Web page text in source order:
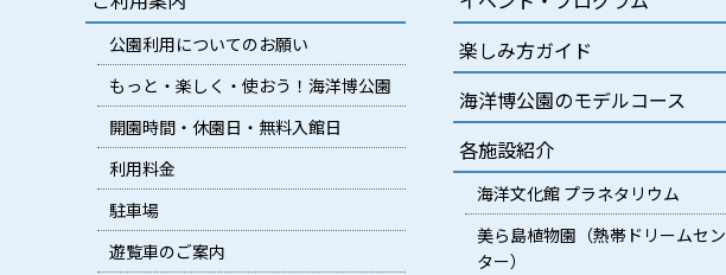
公園利用についてのお願い
もっと・楽しく・使おう！海洋博公園
開園時間・休園日・無料入館日
利用料金
駐車場
遊覧車のご案内
楽しみ方ガイド
海洋博公園のモデルコース
各施設紹介
海洋文化館 プラネタリウム
美ら島植物園（熱帯ドリームセン
ター）